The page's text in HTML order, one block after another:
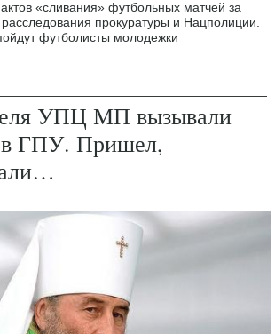
«сливания» футбольных матчей за
прокуратуры и Нацполиции.
футболисты молодежки
УПЦ МП вызывали
в ГПУ. Пришел,